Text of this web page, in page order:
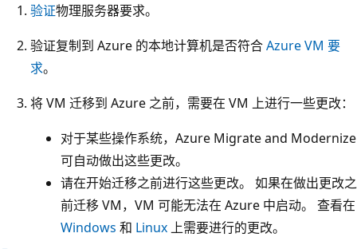
验证物理服务器要求。
验证复制到 Azure 的本地计算机是否符合Azure VM 要
求。
将 VM 迁移到 Azure 之前，需要在 VM 上进行一些更改：
对于某些操作系统，Azure Migrate and Modernize
可自动做出这些更改。
请在开始迁移之前进行这些更改。 如果在做出更改之
前迁移 VM，VM 可能无法在 Azure 中启动。 查看在
Windows 和 Linux 上需要进行的更改。